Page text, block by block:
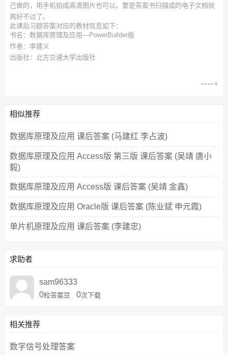
己做的，用手机拍成高清图片也可以。要是答案书扫描成的电子文档就
再好不过了。
此课后习题答案对应的教材信息如下：
书名：数据库原理及应用—PowerBuilder版
作者：李建义
出版社：北方交通大学出版社
相似推荐
数据库原理及应用 课后答案 (马建红 李占波)
数据库原理及应用 Access版 第三版 课后答案 (吴靖 唐小
毅)
数据库原理及应用 Access版 课后答案 (吴靖 金鑫)
数据库原理及应用 Oracle版 课后答案 (陈业斌 申元霞)
单片机原理及应用 课后答案 (李建忠)
求助者
sam96333
0粒答案豆 0次下载
相关推荐
数字信号处理答案